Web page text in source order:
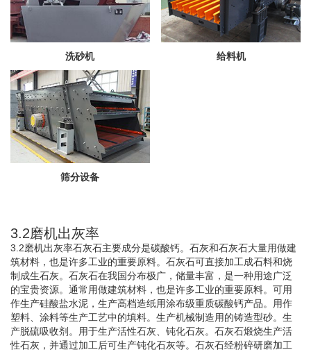
洗砂机 给料机
筛分设备
3.2磨机出灰率
3.2磨机出灰率石灰石主要成分是碳酸钙。石灰和石灰石大量用做建
筑材料，也是许多工业的重要原料。石灰石可直接加工成石料和烧
制成生石灰。石灰石在我国分布极广，储量丰富，是一种用途广泛
的宝贵资源。通常用做建筑材料，也是许多工业的重要原料。可用
作生产硅酸盐水泥，生产高档造纸用涂布级重质碳酸钙产品。用作
塑料、涂料等生产工艺中的填料。生产机械制造用的铸造型砂。生
产脱硫吸收剂。用于生产活性石灰、钝化石灰。石灰石煅烧生产活
性石灰，并通过加工后可生产钝化石灰等。石灰石经粉碎研磨加工